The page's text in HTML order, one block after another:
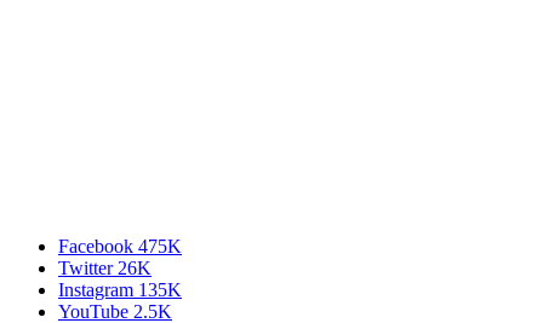
Facebook 475K
Twitter 26K
Instagram 135K
YouTube 2.5K